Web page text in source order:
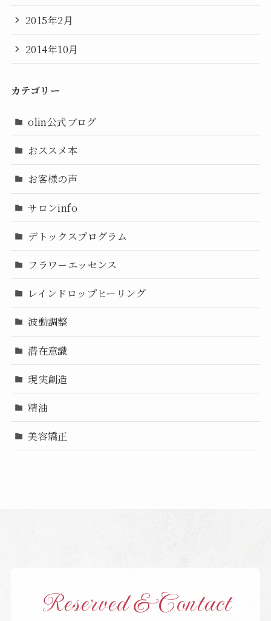
2015年2月
2014年10月
カテゴリー
olin公式ブログ
おススメ本
お客様の声
サロンinfo
デトックスプログラム
フラワーエッセンス
レインドロップヒーリング
波動調整
潜在意識
現実創造
精油
美容矯正
Reserved & Contact